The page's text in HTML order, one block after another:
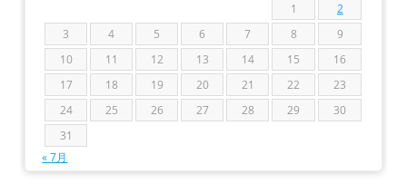
1
2
3
4 5 6 7 8
9
10
11 12 13 14 15
16
17
18 19 20 21 22
23
24
25 26 27 28 29
30
31
« 7月